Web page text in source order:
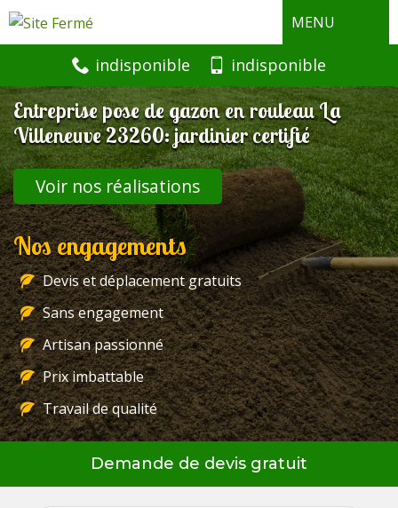
MENU
indisponible indisponible
Entreprise pose de gazon en rouleau La
Villeneuve 23260: jardinier certifié
Voir nos réalisations
Nos engagements
Devis et déplacement gratuits
Sans engagement
Artisan passionné
Prix imbattable
Travail de qualité
Demande de devis gratuit